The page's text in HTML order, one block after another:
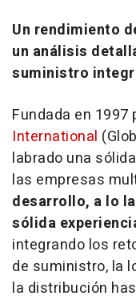
Un rendimiento
un análisis
suministro
Fundada en 1997
International
labrado una
las empresas
desarrollo, a lo
sólida
integrando los
de suministro, la
la distribución